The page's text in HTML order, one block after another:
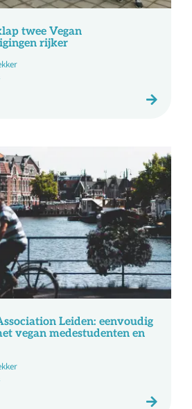
twee Vegan
rijker
Leiden: eenvoudig
vegan medestudenten en